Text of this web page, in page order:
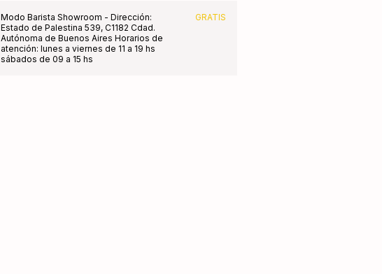
Modo Barista Showroom - Dirección:
Estado de Palestina 539, C1182 Cdad.
Autónoma de Buenos Aires Horarios de
atención: lunes a viernes de 11 a 19 hs
sábados de 09 a 15 hs
GRATIS